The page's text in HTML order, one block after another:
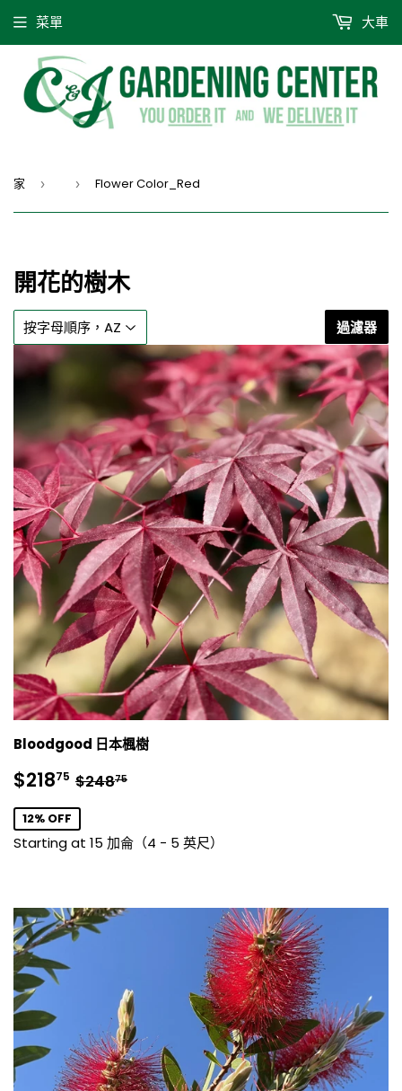
菜單 大車
家 › › Flower Color_Red
開花的樹木
過濾器
Bloodgood 日本楓樹
銷
售
價
格
$21875 $218.75
正常價格
$24875
12% OFF
Starting at 15 加侖（4 - 5 英尺）